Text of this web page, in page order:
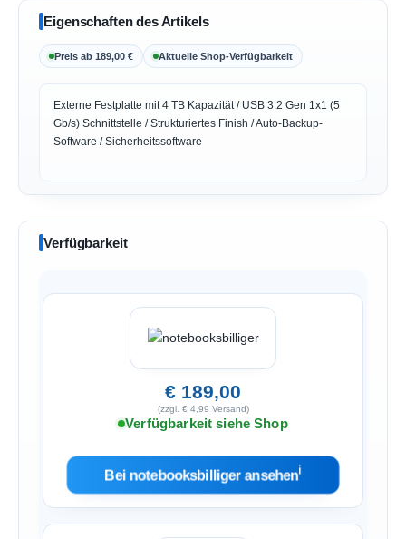
Eigenschaften des Artikels
Preis ab 189,00 € Aktuelle Shop-Verfügbarkeit
Externe Festplatte mit 4 TB Kapazität / USB 3.2 Gen 1x1 (5
Gb/s) Schnittstelle / Strukturiertes Finish / Auto-Backup-
Software / Sicherheitssoftware
Verfügbarkeit
€ 189,00
(zzgl. € 4,99 Versand)
Verfügbarkeit siehe Shop
Bei notebooksbilliger ansehenℹ︎